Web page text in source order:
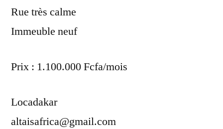
Rue très calme
Immeuble neuf
Prix : 1.100.000 Fcfa/mois
Locadakar
altaisafrica@gmail.com